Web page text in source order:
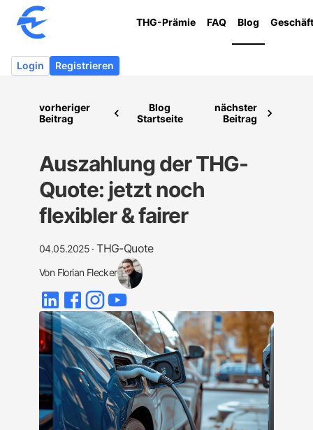
THG-Prämie FAQ Blog
Login Registrieren
vorheriger
Beitrag
Blog
Startseite
nächster
Beitrag
Auszahlung der THG-
Quote: jetzt noch
flexibler & fairer
04.05.2025 ·THG-Quote
Von Florian Flecker